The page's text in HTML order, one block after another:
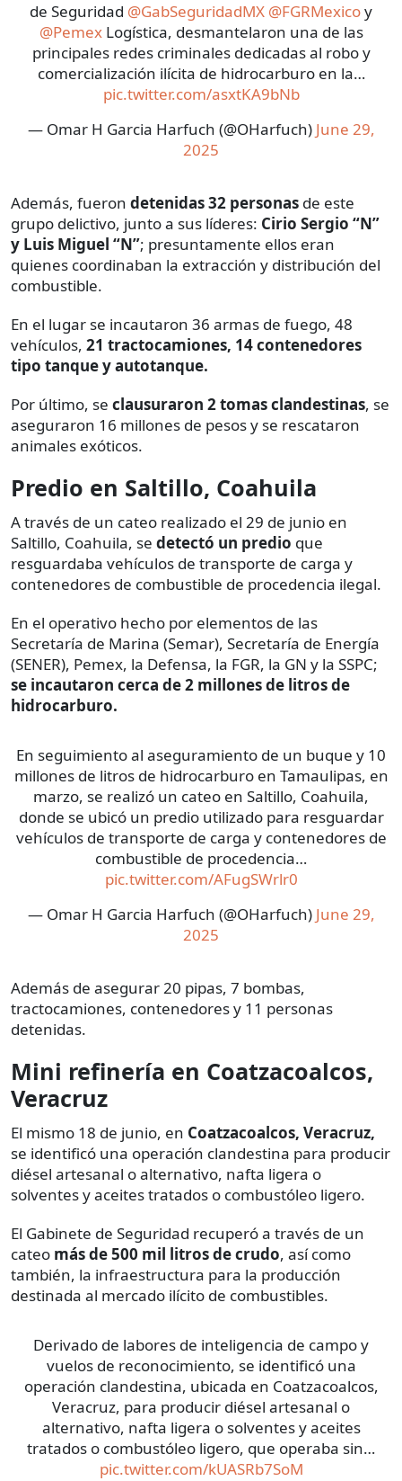
de Seguridad @GabSeguridadMX @FGRMexicoy
@PemexLogística, desmantelaron una de las
principales redes criminales dedicadas al robo y
comercialización ilícita de hidrocarburo en la…
pic.twitter.com/asxtKA9bNb
— Omar H Garcia Harfuch (@OHarfuch) June 29,
2025
Además, fueron detenidas 32 personas de este
grupo delictivo, junto a sus líderes: Cirio Sergio “N”
y Luis Miguel “N”; presuntamente ellos eran
quienes coordinaban la extracción y distribución del
combustible.
En el lugar se incautaron 36 armas de fuego, 48
vehículos, 21 tractocamiones, 14 contenedores
tipo tanque y autotanque.
Por último, se clausuraron 2 tomas clandestinas, se
aseguraron 16 millones de pesos y se rescataron
animales exóticos.
Predio en Saltillo, Coahuila
A través de un cateo realizado el 29 de junio en
Saltillo, Coahuila, se detectó un predio que
resguardaba vehículos de transporte de carga y
contenedores de combustible de procedencia ilegal.
En el operativo hecho por elementos de las
Secretaría de Marina (Semar), Secretaría de Energía
(SENER), Pemex, la Defensa, la FGR, la GN y la SSPC;
se incautaron cerca de 2 millones de litros de
hidrocarburo.
En seguimiento al aseguramiento de un buque y 10
millones de litros de hidrocarburo en Tamaulipas, en
marzo, se realizó un cateo en Saltillo, Coahuila,
donde se ubicó un predio utilizado para resguardar
vehículos de transporte de carga y contenedores de
combustible de procedencia…
pic.twitter.com/AFugSWrlr0
— Omar H Garcia Harfuch (@OHarfuch) June 29,
2025
Además de asegurar 20 pipas, 7 bombas,
tractocamiones, contenedores y 11 personas
detenidas.
Mini refinería en Coatzacoalcos,
Veracruz
El mismo 18 de junio, en Coatzacoalcos, Veracruz,
se identificó una operación clandestina para producir
diésel artesanal o alternativo, nafta ligera o
solventes y aceites tratados o combustóleo ligero.
El Gabinete de Seguridad recuperó a través de un
cateo más de 500 mil litros de crudo, así como
también, la infraestructura para la producción
destinada al mercado ilícito de combustibles.
Derivado de labores de inteligencia de campo y
vuelos de reconocimiento, se identificó una
operación clandestina, ubicada en Coatzacoalcos,
Veracruz, para producir diésel artesanal o
alternativo, nafta ligera o solventes y aceites
tratados o combustóleo ligero, que operaba sin…
pic.twitter.com/kUASRb7SoM